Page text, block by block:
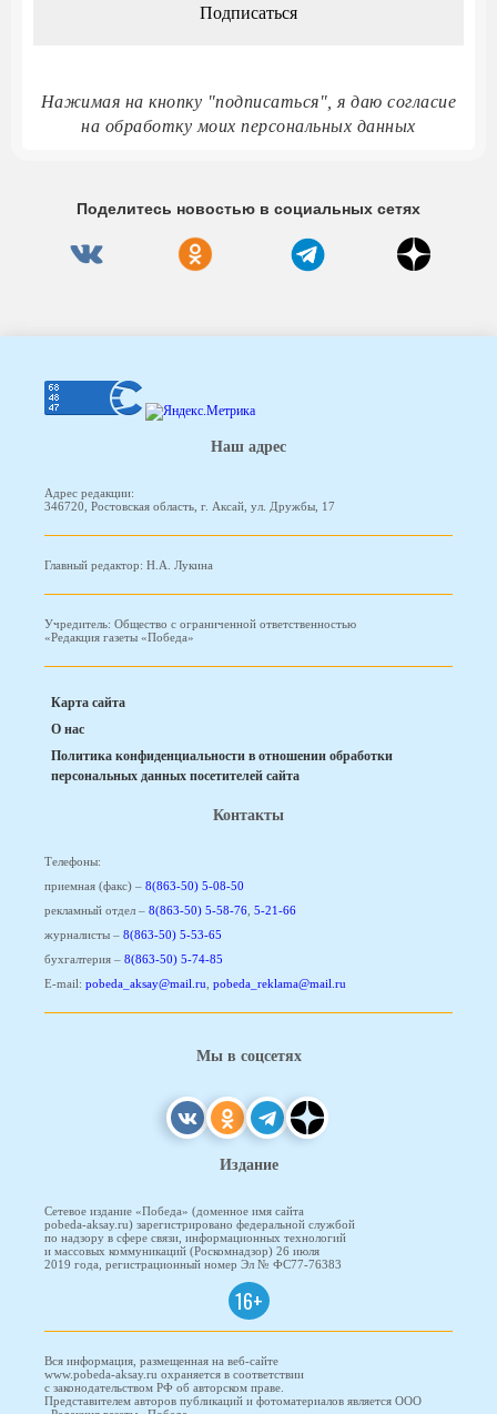
Нажимая на кнопку "подписаться", я даю согласие
на обработку моих персональных данных
Поделитесь новостью в социальных сетях
Наш адрес
Адрес редакции:
346720, Ростовская область, г. Аксай, ул. Дружбы, 17
Главный редактор: Н.А. Лукина
Учредитель: Общество с ограниченной ответственностью
«Редакция газеты «Победа»
Карта сайта
О нас
Политика конфиденциальности в отношении обработки
персональных данных посетителей сайта
Контакты
Телефоны:
приемная (факс) – 8(863-50) 5-08-50
рекламный отдел – 8(863-50) 5-58-76, 5-21-66
журналисты – 8(863-50) 5-53-65
бухгалтерия – 8(863-50) 5-74-85
E-mail: pobeda_aksay@mail.ru, pobeda_reklama@mail.ru
Мы в соцсетях
Издание
Сетевое издание «Победа» (доменное имя сайта
pobeda-aksay.ru) зарегистрировано федеральной службой
по надзору в сфере связи, информационных технологий
и массовых коммуникаций (Роскомнадзор) 26 июля
2019 года, регистрационный номер Эл № ФС77-76383
16+
Вся информация, размещенная на веб-сайте
www.pobeda-aksay.ru охраняется в соответствии
с законодательством РФ об авторском праве.
Представителем авторов публикаций и фотоматериалов является ООО